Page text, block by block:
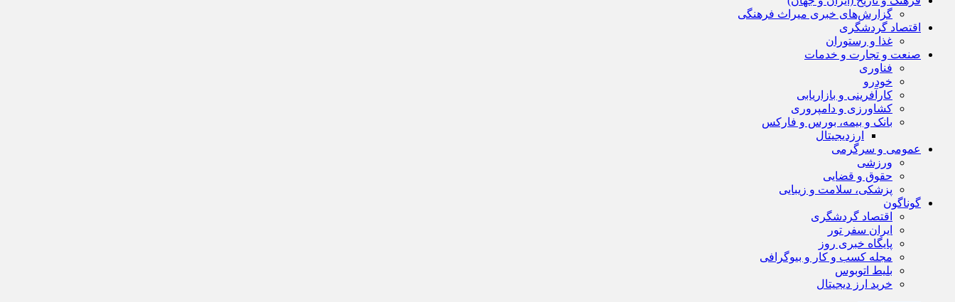
گزارش‌های خبری میراث فرهنگی
اقتصاد گردشگری
غذا و رستوران
صنعت و تجارت و خدمات
فناوری
خودرو
کارآفرینی و بازاریابی
کشاورزی و دامپروری
بانک و بیمه، بورس و فارکس
ارزدیجیتال
عمومی و سرگرمی
ورزشی
حقوق و قضایی
پزشکی، سلامت و زیبایی
گوناگون
اقتصاد گردشگری
ایران سفر تور
پایگاه خبری روز
مجله کسب و کار و بیوگرافی
بلیط اتوبوس
خرید ارز دیجیتال